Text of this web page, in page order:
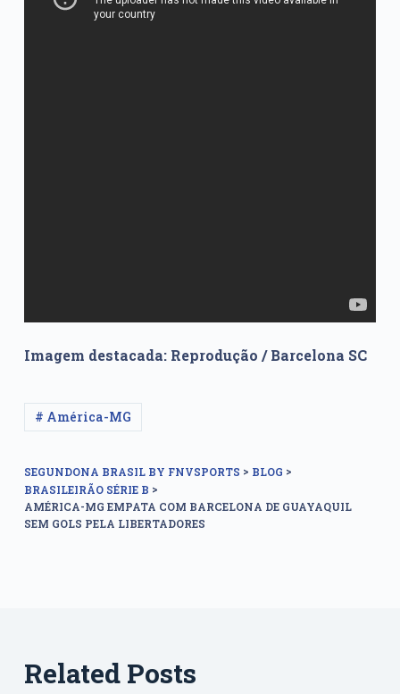
Imagem destacada: Reprodução / Barcelona SC
# América-MG
SEGUNDONA BRASIL BY FNVSPORTS > BLOG >
BRASILEIRÃO SÉRIE B >
AMÉRICA-MG EMPATA COM BARCELONA DE GUAYAQUIL
SEM GOLS PELA LIBERTADORES
Related Posts